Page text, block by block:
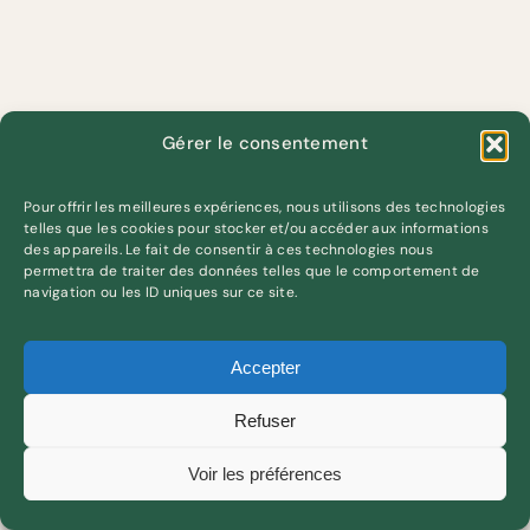
Gérer le consentement
Pour offrir les meilleures expériences, nous utilisons des technologies
telles que les cookies pour stocker et/ou accéder aux informations
des appareils. Le fait de consentir à ces technologies nous
permettra de traiter des données telles que le comportement de
navigation ou les ID uniques sur ce site.
Accepter
Refuser
Voir les préférences